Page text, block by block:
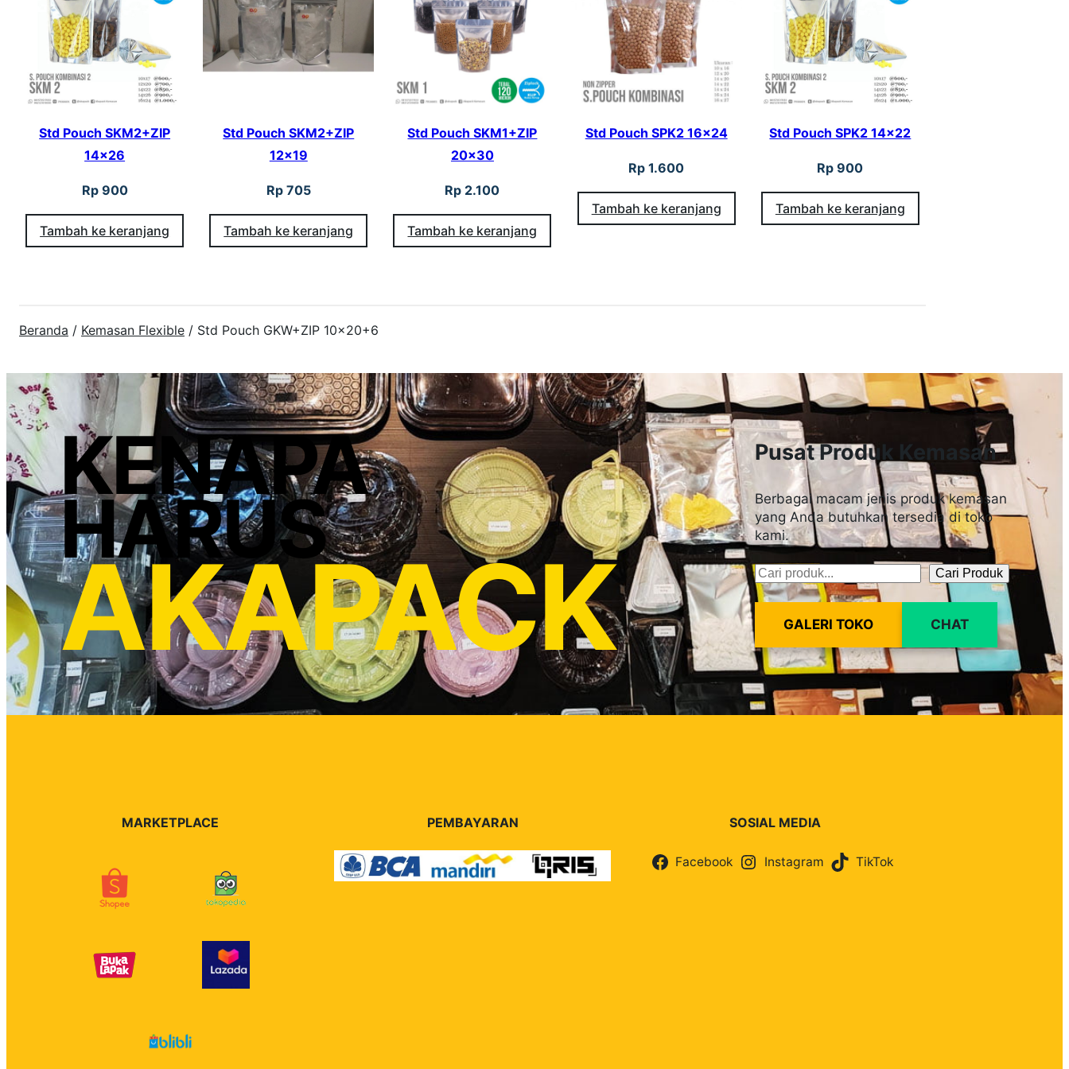
W
+
1
×
2
0
Std Pouch SKM2+ZIP
14×26
Rp900
Tambah ke keranjang
Std Pouch SKM2+ZIP
12×19
Rp705
Tambah ke keranjang
Std Pouch SKM1+ZIP
20×30
Rp 2.100
Tambah ke keranjang
Std Pouch SPK2 16×24
Rp 1.600
Tambah ke keranjang
Std Pouch SPK2 14×22
Rp 900
Tambah ke keranjang
Beranda / Kemasan Flexible / Std Pouch GKW+ZIP 10×20+6
KENAPA
HARUS
AKAPACK
Pusat Produk Kemasan
Berbagai macam jenis produk kemasan
yang Anda butuhkan tersedia di toko
kami.
Pencarian Cari Produk
GALERI TOKO CHAT
MARKETPLACE PEMBAYARAN SOSIAL MEDIA
Facebook Instagram TikTok